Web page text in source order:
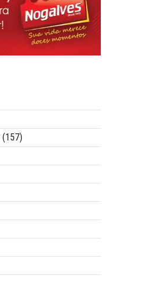
(157)